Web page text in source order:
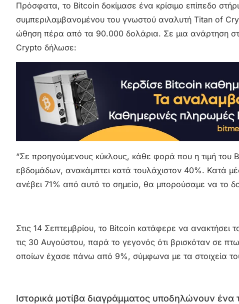
Πρόσφατα, το Bitcoin δοκίμασε ένα κρίσιμο επίπεδο
συμπεριλαμβανομένου του γνωστού αναλυτή Titan of
ώθηση πέρα από τα 90.000 δολάρια. Σε μια ανάρτηση
Crypto δήλωσε:
“Σε προηγούμενους κύκλους, κάθε φορά που η τιμή του
εβδομάδων, ανακάμπτει κατά τουλάχιστον 40%. Κατά
ανέβει 71% από αυτό το σημείο, θα μπορούσαμε να το
Στις 14 Σεπτεμβρίου, το Bitcoin κατάφερε να
τις 30 Αυγούστου, παρά το γεγονός ότι βρισκόταν σε
οποίων έχασε πάνω από 9%, σύμφωνα με τα στοιχεία
Ιστορικά μοτίβα διαγράμματος υποδηλώνουν ένα